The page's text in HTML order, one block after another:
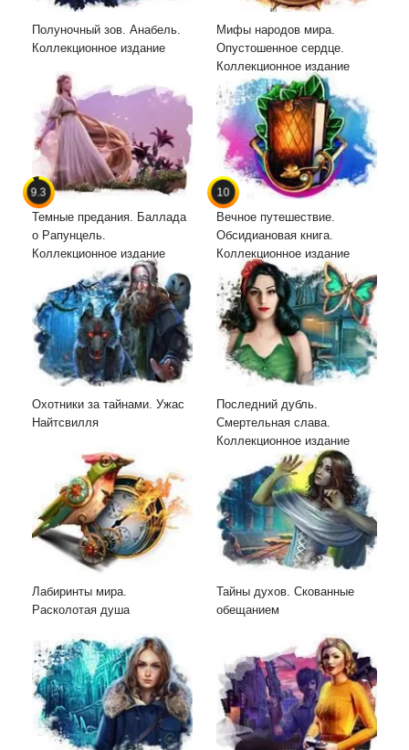
Полуночный зов. Анабель.
Коллекционное издание
Мифы народов мира.
Опустошенное сердце.
Коллекционное издание
9.3
Темные предания. Баллада
о Рапунцель.
Коллекционное издание
10
Вечное путешествие.
Обсидиановая книга.
Коллекционное издание
Охотники за тайнами. Ужас
Найтсвилля
Последний дубль.
Смертельная слава.
Коллекционное издание
Лабиринты мира.
Расколотая душа
Тайны духов. Скованные
обещанием